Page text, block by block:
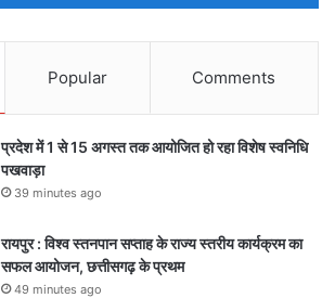
Popular Comments
प्रदेश में 1 से 15 अगस्त तक आयोजित हो रहा विशेष स्वनिधि
पखवाड़ा
39 minutes ago
रायपुर : विश्व स्तनपान सप्ताह के राज्य स्तरीय कार्यक्रम का
सफल आयोजन, छत्तीसगढ़ के प्रथम
49 minutes ago